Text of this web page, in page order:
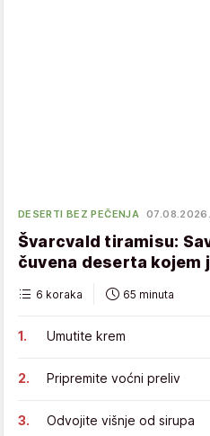
DESERTI BEZ PEČENJA 07.08.2026.
Švarcvald tiramisu:
čuvena deserta kojem
6 koraka 65 minuta
Umutite krem
Pripremite voćni preliv
Odvojite višnje od sirupa